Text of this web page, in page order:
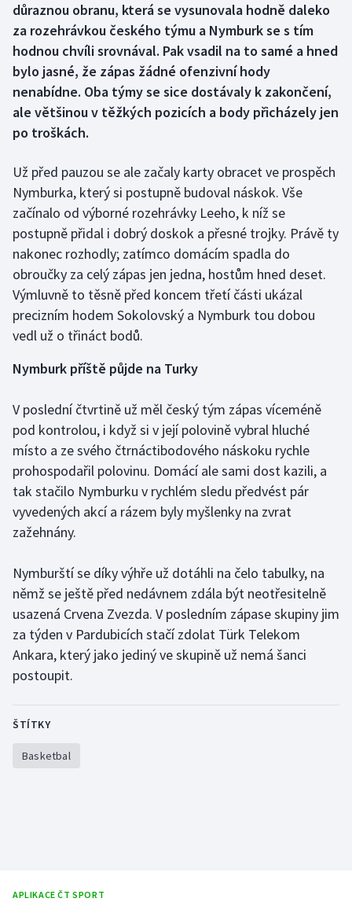
Golf
Gymnastika
Házená
Jezdectví
Judo
Krasobruslení
Lezení
Lyže a snowboard
Moderní pětiboj
Motorsport
Parasport
Plavání
Plážový volejbal
Rychlobruslení
Rychlostní kanoistika
Short track
Volejbal
důraznou obranu, která se vysunovala hodně daleko
za rozehrávkou českého týmu a Nymburk se s tím
hodnou chvíli srovnával. Pak vsadil na to samé a hned
bylo jasné, že zápas žádné ofenzivní hody
nenabídne. Oba týmy se sice dostávaly k zakončení,
ale většinou v těžkých pozicích a body přicházely jen
po troškách.
Už před pauzou se ale začaly karty obracet ve prospěch
Nymburka, který si postupně budoval náskok. Vše
začínalo od výborné rozehrávky Leeho, k níž se
postupně přidal i dobrý doskok a přesné trojky. Právě ty
nakonec rozhodly; zatímco domácím spadla do
obroučky za celý zápas jen jedna, hostům hned deset.
Výmluvně to těsně před koncem třetí části ukázal
precizním hodem Sokolovský a Nymburk tou dobou
vedl už o třináct bodů.
Nymburk příště půjde na Turky
V poslední čtvrtině už měl český tým zápas víceméně
pod kontrolou, i když si v její polovině vybral hluché
místo a ze svého čtrnáctibodového náskoku rychle
prohospodařil polovinu. Domácí ale sami dost kazili, a
tak stačilo Nymburku v rychlém sledu předvést pár
vyvedených akcí a rázem byly myšlenky na zvrat
zažehnány.
Nymburští se díky výhře už dotáhli na čelo tabulky, na
němž se ještě před nedávnem zdála být neotřesitelně
usazená Crvena Zvezda. V posledním zápase skupiny jim
za týden v Pardubicích stačí zdolat Türk Telekom
Ankara, který jako jediný ve skupině už nemá šanci
postoupit.
ŠTÍTKY
Basketbal
APLIKACE ČT SPORT